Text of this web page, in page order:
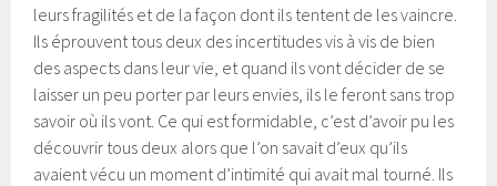
leurs fragilités et de la façon dont ils tentent de les vaincre.
Ils éprouvent tous deux des incertitudes vis à vis de bien
des aspects dans leur vie, et quand ils vont décider de se
laisser un peu porter par leurs envies, ils le feront sans trop
savoir où ils vont. Ce qui est formidable, c’est d’avoir pu les
découvrir tous deux alors que l’on savait d’eux qu’ils
avaient vécu un moment d’intimité qui avait mal tourné. Ils